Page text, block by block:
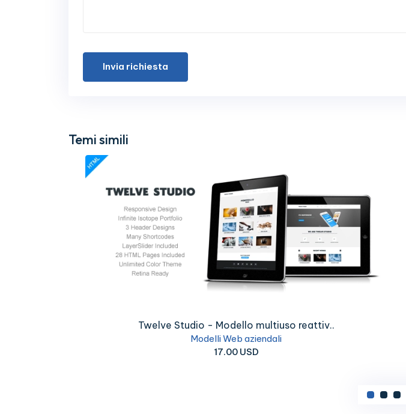
Invia richiesta
Temi simili
Twelve Studio - Modello multiuso reattiv..
Modelli Web aziendali
17.00 USD